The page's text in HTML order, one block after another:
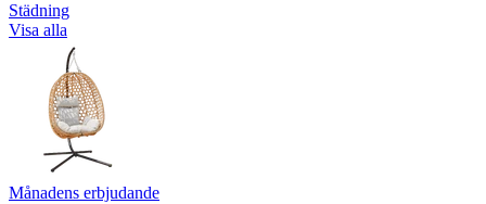
Städning
Visa alla
Månadens erbjudande